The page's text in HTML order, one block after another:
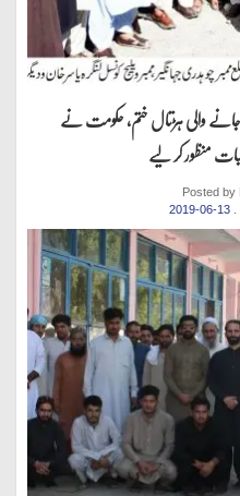
والی ہڑتال ختم، حکومت نے
منظور کر لیے
Posted by
2019-06-13